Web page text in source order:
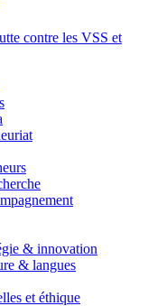
contre les VSS et
& innovation
& langues
et éthique